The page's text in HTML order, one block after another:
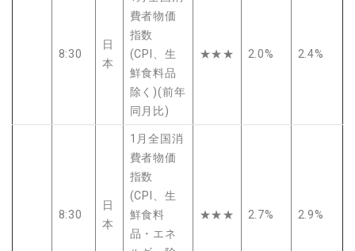
8:30
日
本
費者物価
指数
(CPI、生
鮮食料品
除く)(前年
同月比)
★★★ 2.0% 2.4%
8:30
日
本
1月全国消
費者物価
指数
(CPI、生
鮮食料
品・エネ
★★★ 2.7% 2.9%